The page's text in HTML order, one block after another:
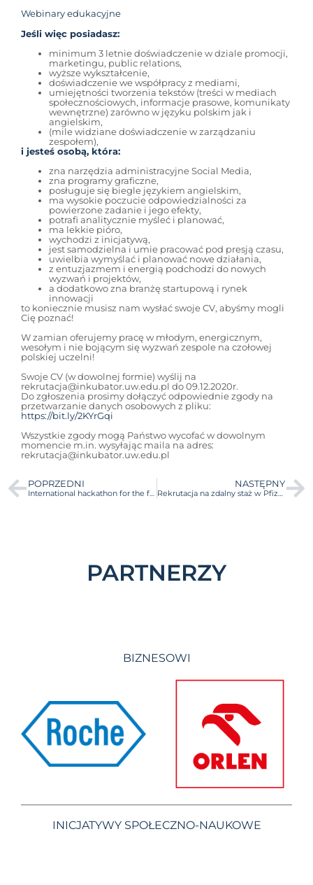
Webinary edukacyjne
Jeśli więc posiadasz:
minimum 3 letnie doświadczenie w dziale promocji,
marketingu, public relations,
wyższe wykształcenie,
doświadczenie we współpracy z mediami,
umiejętności tworzenia tekstów (treści w mediach
społecznościowych, informacje prasowe, komunikaty
wewnętrzne) zarówno w języku polskim jak i
angielskim,
(mile widziane doświadczenie w zarządzaniu
zespołem),
i jesteś osobą, która:
zna narzędzia administracyjne Social Media,
zna programy graficzne,
posługuje się biegle językiem angielskim,
ma wysokie poczucie odpowiedzialności za
powierzone zadanie i jego efekty,
potrafi analitycznie myśleć i planować,
ma lekkie pióro,
wychodzi z inicjatywą,
jest samodzielna i umie pracować pod presją czasu,
uwielbia wymyślać i planować nowe działania,
z entuzjazmem i energią podchodzi do nowych
wyzwań i projektów,
a dodatkowo zna branżę startupową i rynek
innowacji
to koniecznie musisz nam wysłać swoje CV, abyśmy mogli
Cię poznać!
W zamian oferujemy pracę w młodym, energicznym,
wesołym i nie bojącym się wyzwań zespole na czołowej
polskiej uczelni!
Swoje CV (w dowolnej formie) wyślij na
rekrutacja@inkubator.uw.edu.pl do 09.12.2020r.
Do zgłoszenia prosimy dołączyć odpowiednie zgody na
przetwarzanie danych osobowych z pliku:
https://bit.ly/2KYrGqi
Wszystkie zgody mogą Państwo wycofać w dowolnym
momencie m.in. wysyłając maila na adres:
rekrutacja@inkubator.uw.edu.pl
POPRZEDNI NASTĘPNY
PARTNERZY
BIZNESOWI
INICJATYWY SPOŁECZNO-NAUKOWE